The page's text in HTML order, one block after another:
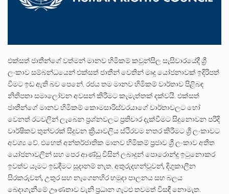
එක්සත් ජාතීන්ගේ වත්මන් මානව හිමිකම් කවුන්සිල සැසිවාරයේදී ශ්‍රී
ලංකාව සම්බන්ධයෙන් එක්සත් ජාතීන් වෙතින් මෘදු යෝජනාවක් ඉදිරිපත්
වීමට ඉඩ ඇති බව පෙනේ. රජය තම මානව හිමිකම් වාර්තාව පිළිබඳ
නිතිපතා සමාලෝචන අවසන් කිරීමට කැමැත්තක් දක්වයි. එක්සත්
ජාතීන්ගේ මානව හිමිකම් කොමසාරිස්වරයාගේ වාර්තාවලට හෝ
වෙනත් රටවලින් ලැබෙන ප්‍රශ්නවලට ප්‍රතිචාර දැක්වීමට සිදුනොවන පරිදි
වාර්ෂිකව තුන්වරක් සිදුවන ක්‍රියාවලිය ස්ථිරවම නතර කිරීමට ශ්‍රී ලංකාවට
අවශ්‍ය වේ. එහෙත් අන්තර්ජාතික මානව හිමිකම් ප්‍රජාව ශ්‍රී ලංකාව අතීත
යෝජනාවලින් සහ පෙර ආණ්ඩු විසින් ලබාදුන් පොරොන්දු ඉටුනොකර
ඉවත්ව යෑමට ඉඩදීමට සූදානම් නැත. අතුරුදහන්වූවන්, දිගුකාලීන
සිරකරුවන්, උතුර සහ නැගෙනහිර හමුදා පාලනය සහ බලය
බෙදාගැනීමේ ඌණතාව වැනි ප්‍රධාන ගැටළු තවමත් විසඳී නොමැත.